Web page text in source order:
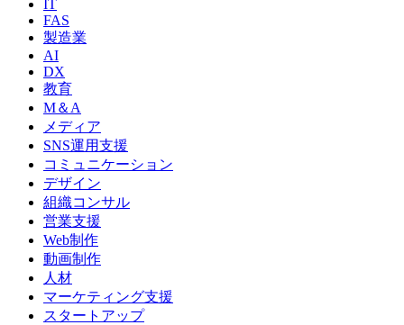
IT
FAS
製造業
AI
DX
教育
M＆A
メディア
SNS運用支援
コミュニケーション
デザイン
組織コンサル
営業支援
Web制作
動画制作
人材
マーケティング支援
スタートアップ